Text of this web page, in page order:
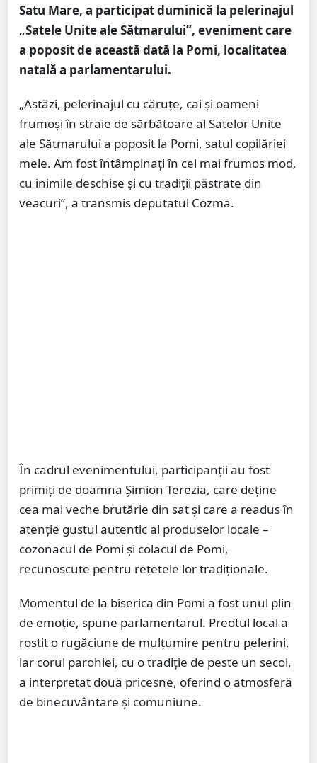
Satu Mare, a participat duminică la pelerinajul
„Satele Unite ale Sătmarului”, eveniment care
a poposit de această dată la Pomi, localitatea
natală a parlamentarului.
„Astăzi, pelerinajul cu căruțe, cai și oameni
frumoși în straie de sărbătoare al Satelor Unite
ale Sătmarului a poposit la Pomi, satul copilăriei
mele. Am fost întâmpinați în cel mai frumos mod,
cu inimile deschise și cu tradiții păstrate din
veacuri”, a transmis deputatul Cozma.
În cadrul evenimentului, participanții au fost
primiți de doamna Șimion Terezia, care deține
cea mai veche brutărie din sat și care a readus în
atenție gustul autentic al produselor locale –
cozonacul de Pomi și colacul de Pomi,
recunoscute pentru rețetele lor tradiționale.
Momentul de la biserica din Pomi a fost unul plin
de emoție, spune parlamentarul. Preotul local a
rostit o rugăciune de mulțumire pentru pelerini,
iar corul parohiei, cu o tradiție de peste un secol,
a interpretat două pricesne, oferind o atmosferă
de binecuvântare și comuniune.